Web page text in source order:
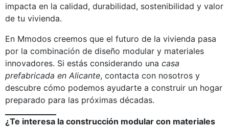
impacta en la calidad, durabilidad, sostenibilidad y valor
de tu vivienda.
En Mmodos creemos que el futuro de la vivienda pasa
por la combinación de diseño modular y materiales
innovadores. Si estás considerando una casa
prefabricada en Alicante, contacta con nosotros y
descubre cómo podemos ayudarte a construir un hogar
preparado para las próximas décadas.
¿Te interesa la construcción modular con materiales